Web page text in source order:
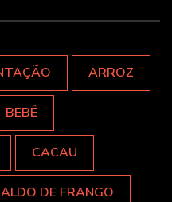
ARROZ
BEBÊ
CACAU
DE FRANGO